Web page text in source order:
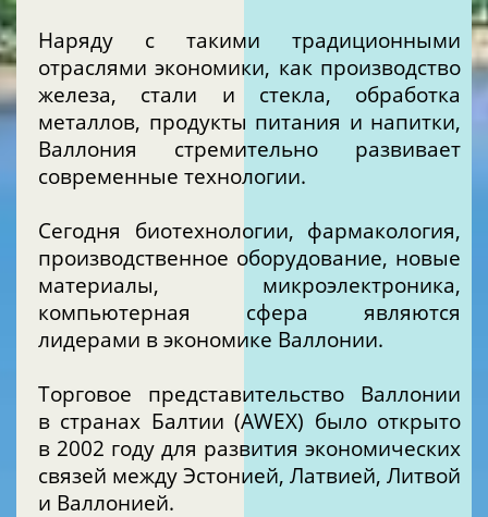
Наряду с такими традиционными
отраслями экономики, как производство
железа, стали и стекла, обработка
металлов, продукты питания и напитки,
Валлония стремительно развивает
современные технологии.
Сегодня биотехнологии, фармакология,
производственное оборудование, новые
материалы, микроэлектроника,
компьютерная сфера являются
лидерами в экономике Валлонии.
Торговое представительство Валлонии
в странах Балтии (AWEX) было открыто
в 2002 году для развития экономических
связей между Эстонией, Латвией, Литвой
и Валлонией.